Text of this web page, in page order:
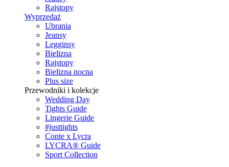
Rajstopy
Wyprzedaż
Ubrania
Jeansy
Legginsy
Bielizna
Rajstopy
Bielizna nocna
Plus size
Przewodniki i kolekcje
Wedding Day
Tights Guide
Lingerie Guide
#justtights
Conte x Lycra
LYCRA® Guide
Sport Сollection